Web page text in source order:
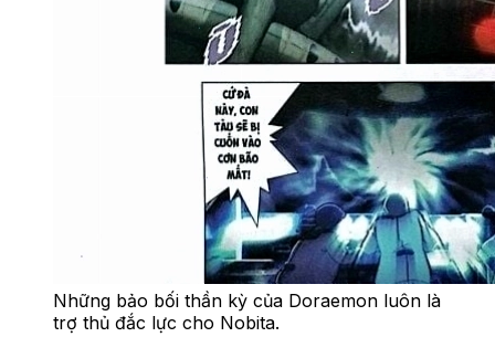
Những bảo bối thần kỳ của Doraemon luôn là
trợ thủ đắc lực cho Nobita.